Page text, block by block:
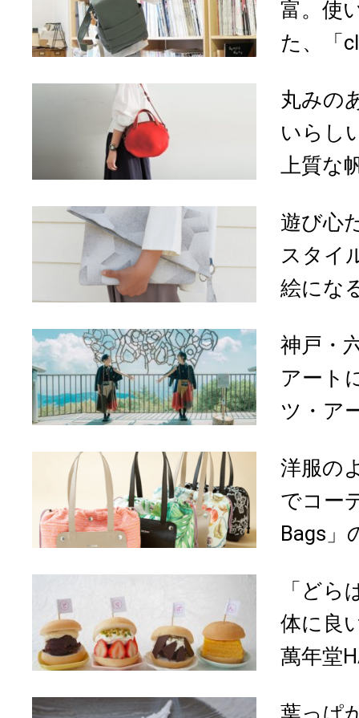
富。使
た、「
丸みの
いらし
上質な
遊び心
スタイ
絵にな
神戸・
アート
ツ・ア
洋服の
でコー
Bags」
「どら
体に良
萬年堂
葉っぱ